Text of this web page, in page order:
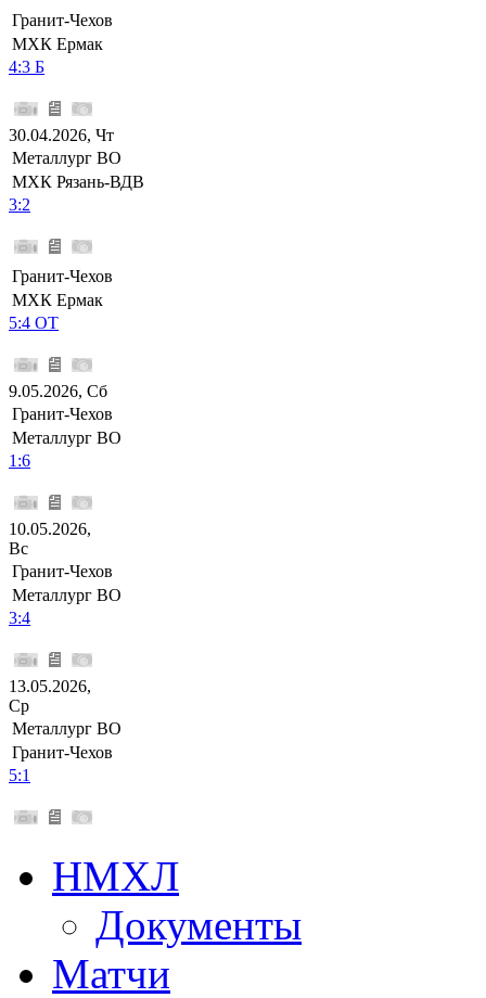
Гранит-Чехов
МХК Ермак
4:3 Б
30.04.2026, Чт
Металлург ВО
МХК Рязань-ВДВ
3:2
Гранит-Чехов
МХК Ермак
5:4 ОТ
9.05.2026, Сб
Гранит-Чехов
Металлург ВО
1:6
10.05.2026,
Вс
Гранит-Чехов
Металлург ВО
3:4
13.05.2026,
Ср
Металлург ВО
Гранит-Чехов
5:1
НМХЛ
Документы
Матчи